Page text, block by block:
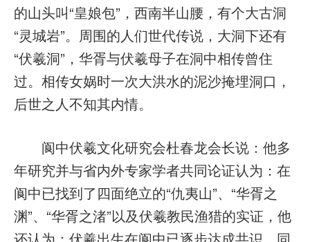
的山头叫“皇娘包”，西南半山腰，有个大古洞
“灵城岩”。周围的人们世代传说，大洞下还有
“伏羲洞”，华胥与伏羲母子在洞中相传曾住
过。相传女娲时一次大洪水的泥沙掩埋洞口，
后世之人不知其内情。
阆中伏羲文化研究会杜春龙会长说：他多
年研究并与省内外专家学者共同论证认为：在
阆中已找到了四面绝立的“仇夷山”、“华胥之
渊”、“华胥之渚”以及伏羲教民渔猎的实证，他